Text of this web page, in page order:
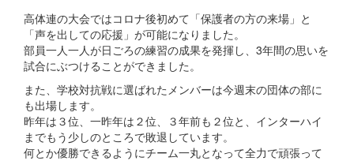
高体連の大会ではコロナ後初めて「保護者の方の来場」と
「声を出しての応援」が可能になりました。
部員一人一人が日ごろの練習の成果を発揮し、3年間の思いを
試合にぶつけることができました。
また、学校対抗戦に選ばれたメンバーは今週末の団体の部に
も出場します。
昨年は３位、一昨年は２位、３年前も２位と、インターハイ
までもう少しのところで敗退しています。
何とか優勝できるようにチーム一丸となって全力で頑張って